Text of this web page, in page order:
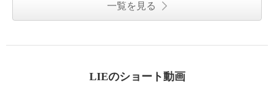
一覧を見る
LIEのショート動画